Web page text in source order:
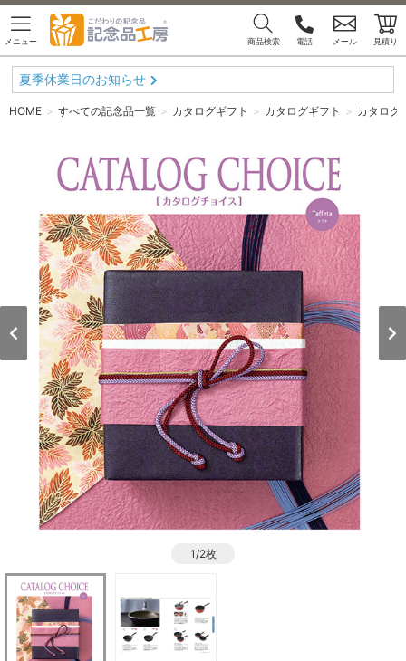
メニュー 商品検索 電話 メール 見積り
夏季休業日のお知らせ
HOME すべての記念品一覧 カタログギフト カタログギフト カタログ
1/2枚